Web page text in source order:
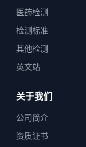
医药检测
检测标准
其他检测
英文站
关于我们
公司简介
资质证书